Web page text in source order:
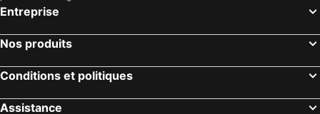
Entreprise
Nos produits
Conditions et politiques
Assistance